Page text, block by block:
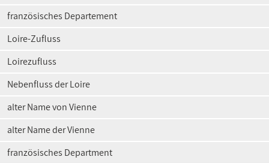
französisches Departement
Loire-Zufluss
Loirezufluss
Nebenfluss der Loire
alter Name von Vienne
alter Name der Vienne
französisches Department